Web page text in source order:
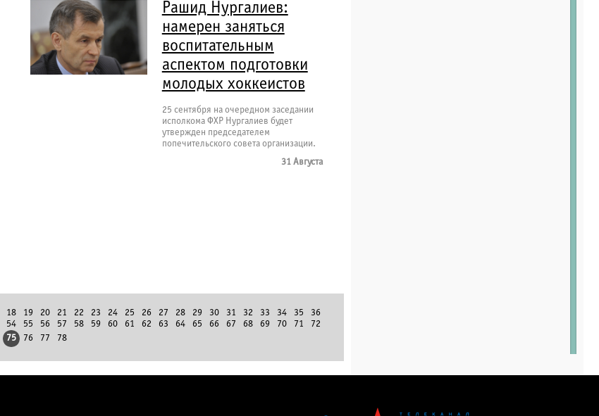
Рашид Нургалиев:
намерен заняться
воспитательным
аспектом подготовки
молодых хоккеистов
25 сентября на очередном заседании
исполкома ФХР Нургалиев будет
утвержден председателем
попечительского совета организации.
31 Августа
18 19 20 21 22 23 24 25 26 27 28 29 30 31 32 33 34 35
36
54 55 56 57 58 59 60 61 62 63 64 65 66 67 68 69 70 71
72
75 76 77 78